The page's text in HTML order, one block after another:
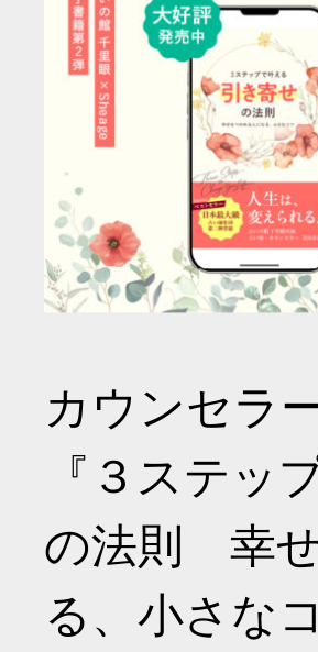
カウンセラ
『３ステ
の法則 幸
る、小さな